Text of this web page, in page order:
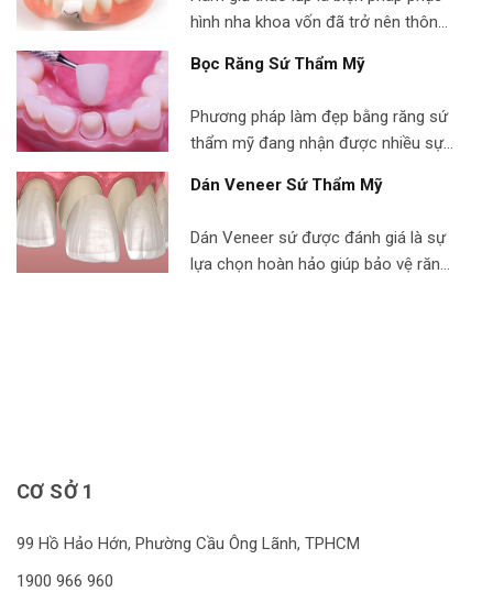
hình nha khoa vốn đã trở nên thông
loạt các ưu điểm nổi bật. Với hơn 19
khoa, bạn hoàn toàn có thể tin
tưởng vào chất lượng dịch vụ hàm
giả tháo […]
Bọc Răng Sứ Thẩm Mỹ
Phương pháp làm đẹp bằng răng sứ
thẩm mỹ đang nhận được nhiều sự
hữu loạt ưu điểm vượt trội. Bọc răng
đem đến niềm tin về chất lượng dịch
vụ mà còn đem lại cho khách hàng
Dán Veneer Sứ Thẩm Mỹ
Dán Veneer sứ được đánh giá là sự
lựa chọn hoàn hảo giúp bảo vệ răng,
CƠ SỞ 1
99 Hồ Hảo Hớn, Phường Cầu Ông Lãnh, TPHCM
1900 966 960